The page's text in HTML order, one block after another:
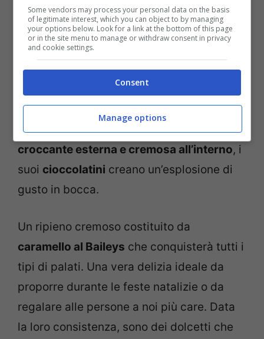
è tuttora segreta. Chissà se prima o poi ci
svelerà il suo nome!
Nel frattempo accontentiamoci delle sue
e cogliamo l’occasione per
preparare questicioccolatinidavvero
golosissimi. Con unaconsistenza
croccante esterna e cremosa all’interno, i
suoi cioccolatini creano un’esplosione di
gusto in bocca.
Un ripieno cremoso costituito da
caramello al Baileys che conquisterà tutti i
tipi di palati. Una vera delizia ideale da
proporre durante le feste natalizie o da
regalare alle persone a noi più care. Data
la loro consistenza, sono dei dolcetti che
Some vendors may process your personal data on the basis
of legitimate interest, which you can object to by managing
your options below. Look for a link at the bottom of this page
or in the site menu to manage or withdraw consent in privacy
and cookie settings.
Consent
Manage options